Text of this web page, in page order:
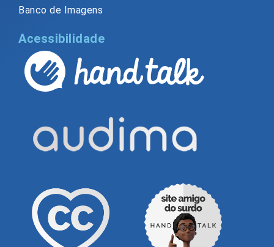
Banco de Imagens
Acessibilidade